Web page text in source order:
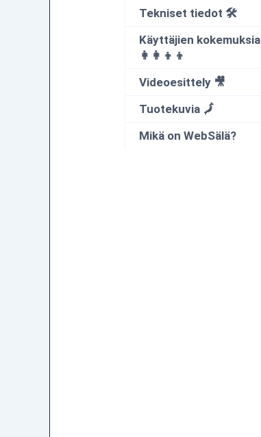
Tekniset tiedot 🛠
Käyttäjien kokemuksia
👩‍👩‍👦‍👦
Videoesittely 🎥
Tuotekuvia 🗾
Mikä on WebSälä?